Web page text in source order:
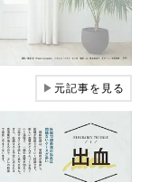
▶元記事を見る